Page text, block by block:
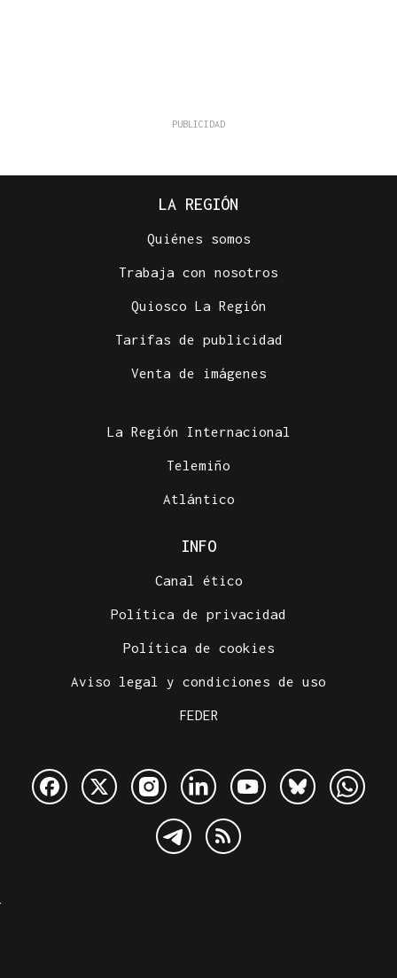
LA REGIÓN
Quiénes somos
Trabaja con nosotros
Quiosco La Región
Tarifas de publicidad
Venta de imágenes
La Región Internacional
Telemiño
Atlántico
INFO
Canal ético
Política de privacidad
Política de cookies
Aviso legal y condiciones de uso
FEDER